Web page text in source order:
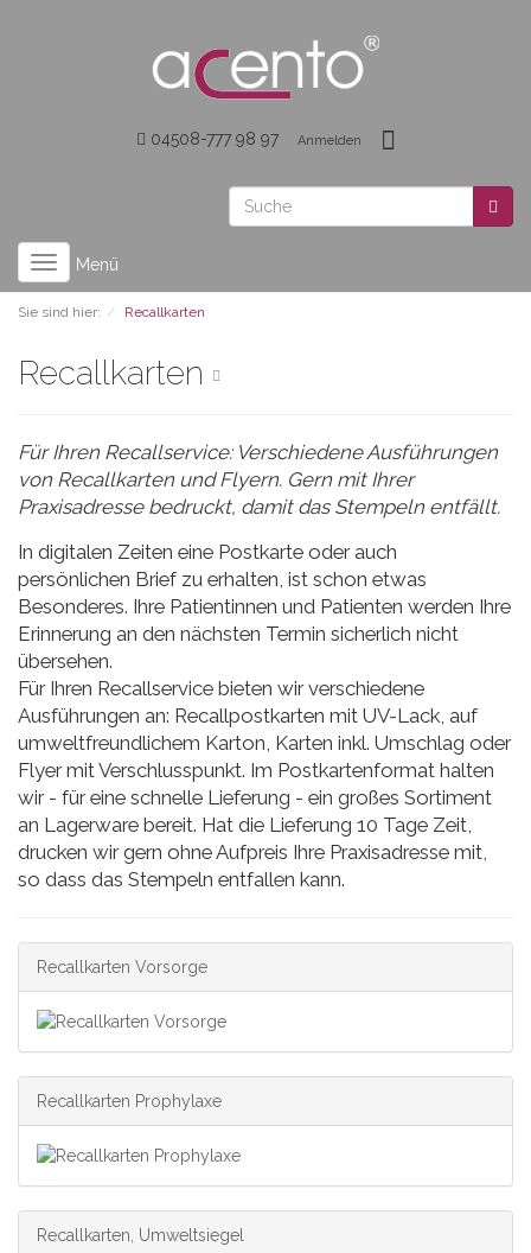
04508-777 98 97 Anmelden
Toggle
navigation
Menü
Sie sind hier: Recallkarten
Recallkarten
Für Ihren Recallservice: Verschiedene Ausführungen
von Recallkarten und Flyern. Gern mit Ihrer
Praxisadresse bedruckt, damit das Stempeln entfällt.
In digitalen Zeiten eine Postkarte oder auch
persönlichen Brief zu erhalten, ist schon etwas
Besonderes. Ihre Patientinnen und Patienten werden Ihre
Erinnerung an den nächsten Termin sicherlich nicht
übersehen.
Für Ihren Recallservice bieten wir verschiedene
Ausführungen an: Recallpostkarten mit UV-Lack, auf
umweltfreundlichem Karton, Karten inkl. Umschlag oder
Flyer mit Verschlusspunkt. Im Postkartenformat halten
wir - für eine schnelle Lieferung - ein großes Sortiment
an Lagerware bereit. Hat die Lieferung 10 Tage Zeit,
drucken wir gern ohne Aufpreis Ihre Praxisadresse mit,
so dass das Stempeln entfallen kann.
Recallkarten Vorsorge
Recallkarten Prophylaxe
Recallkarten, Umweltsiegel